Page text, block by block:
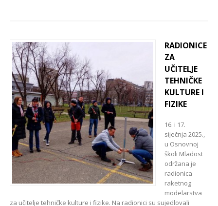
RADIONICE
ZA
UČITELJE
TEHNIČKE
KULTURE I
FIZIKE
16. i 17.
siječnja 2025.,
u Osnovnoj
školi Mladost
održana je
radionica
raketnog
modelarstva
za učitelje tehničke kulture i fizike. Na radionici su sujedlovali